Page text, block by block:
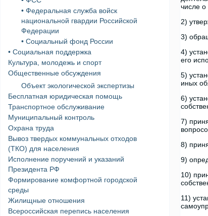
числе
2)
3)
4)
его
5)
иных
6)
7)
8)
9)
10)
11)
• Федеральная служба войск
национальной гвардии Российской
Федерации
• Социальный фонд России
• Социальная поддержка
Культура, молодежь и спорт
Общественные обсуждения
Объект экологической экспертизы
Бесплатная юридическая помощь
Транспортное обслуживание
Муниципальный контроль
Охрана труда
Вывоз твердых коммунальных отходов
(ТКО) для населения
Исполнение поручений и указаний
Президента РФ
Формирование комфортной городской
среды
Жилищные отношения
Всероссийская перепись населения